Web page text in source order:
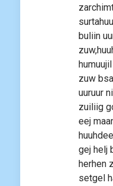
buliin
zuw
uuruur
zuiliig
eej
gej helj
herhen
setgel